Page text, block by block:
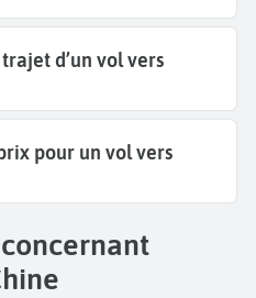
d’un vol vers
pour un vol vers